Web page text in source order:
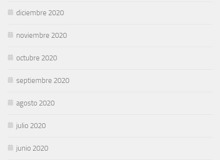
diciembre 2020
noviembre 2020
octubre 2020
septiembre 2020
agosto 2020
julio 2020
junio 2020